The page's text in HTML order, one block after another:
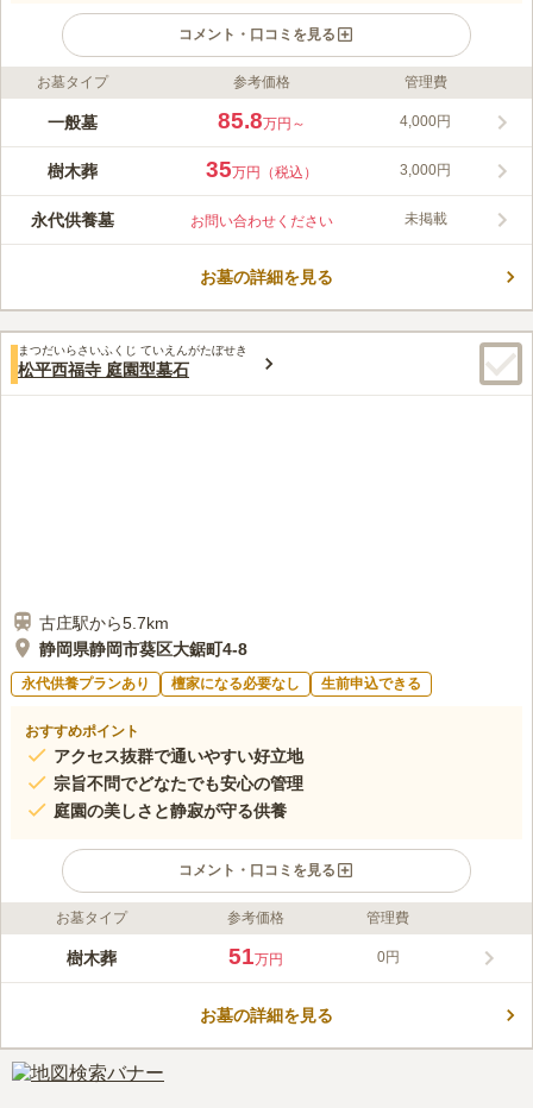
コメント・口コミを見る
ライフドット編集部のコメント
日本平メモリアルガーデン第三期は、富士を望む日本平中腹に誕
地、一般墓地、夫婦墓、樹木葬など多様な区画を備え、宗教不
問・バリアフリー・常駐管理で安心の運営を実現。JR東静岡駅
加え、動物園や桜の名所など周辺観光も充実しています。
日本平パークウェイ、車専用道路にはお店はありません。日本平
山頂か、パークウェイ入り口付近にはたくさんのお店があります、
口コミの続きを読む
お墓タイプ 参考価格 管理費
一般墓 85.8万円～ 4,000円
樹木葬 35万円（税込） 3,000円
永代供養墓 お問い合わせください 未掲載
お墓の詳細を見る
まつだいらさいふくじ ていえんがたぼせき
松平西福寺 庭園型墓石
古庄駅から5.7km
静岡県静岡市葵区大鋸町4-8
永代供養プランあり 檀家になる必要なし 生前申込できる
おすすめポイント
アクセス抜群で通いやすい好立地
宗旨不問でどなたでも安心の管理
庭園の美しさと静寂が守る供養
コメント・口コミを見る
ライフドット編集部のコメント
静岡市の中心街からほど近い、静かな住宅街に佇む西福寺は、天
統的な仏教の法要を重んじ、故人様やご家族の想いを何よりも大
と、歴史に裏打ちされた安心感の中で、大切な方への供養を心を
込めてお手伝いさせていただきます。
口コミ評価
お墓タイプ 参考価格 管理費
樹木葬 51万円 0円
お墓の詳細を見る